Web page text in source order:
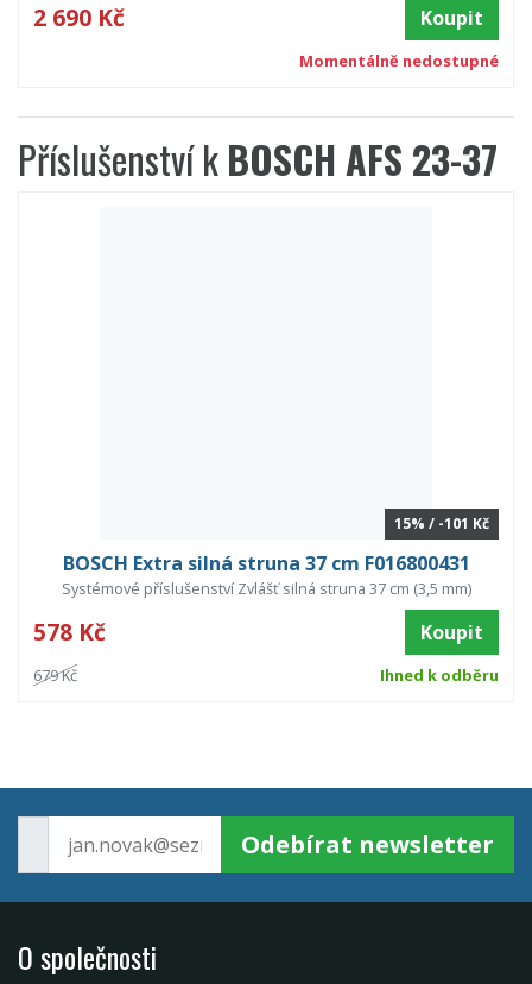
2 690 Kč Koupit
Momentálně nedostupné
Příslušenství kBOSCH AFS 23-37
15% / -101 Kč
BOSCH Extra silná struna 37 cm F016800431
Systémové příslušenství Zvlášť silná struna 37 cm (3,5 mm)
578 Kč Koupit
679 Kč Ihned k odběru
Odebírat newsletter
O společnosti